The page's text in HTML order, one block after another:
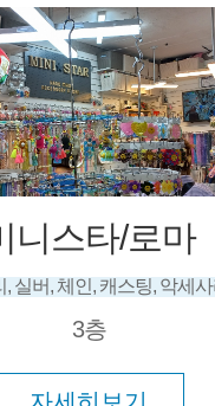
니스타/로마
, 실버, 체인, 캐스팅, 악세
3층